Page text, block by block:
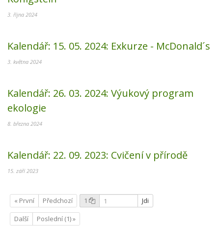
3. října 2024
Kalendář: 15. 05. 2024: Exkurze - McDonald´s
3. května 2024
Kalendář: 26. 03. 2024: Výukový program
ekologie
8. března 2024
Kalendář: 22. 09. 2023: Cvičení v přírodě
15. září 2023
« První Předchozí 1 Jdi
Další Poslední (1) »